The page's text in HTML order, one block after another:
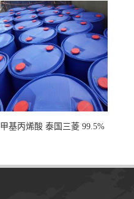
甲基丙烯酸 泰国三菱 99.5%